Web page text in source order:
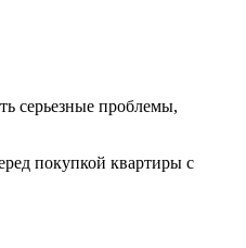
серьезные проблемы,
покупкой квартиры с